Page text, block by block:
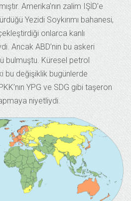
Amerika’nın zalim IŞİD’e
Yezidi Soykırımı bahanesi,
onlarca kanlı
Ancak ABD’nin bu askeri
bulmuştu. Küresel petrol
bu değişiklik bugünlerde
YPG ve SDG gibi taşeron
niyetliydi.